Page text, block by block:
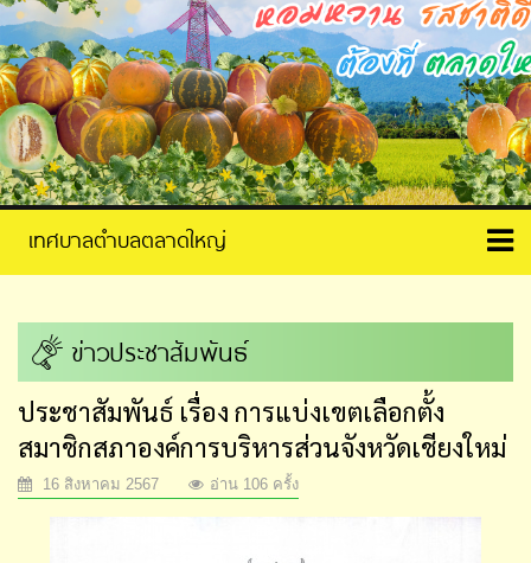
ข่าวประชาสัมพันธ์
ประชาสัมพันธ์ เรื่อง การแบ่งเขตเลือกตั้ง
สมาชิกสภาองค์การบริหารส่วนจังหวัดเชียงใหม่
16 สิงหาคม 2567 อ่าน 106 ครั้ง